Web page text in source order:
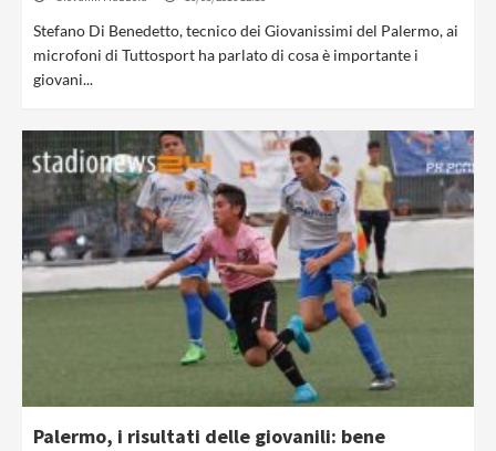
Stefano Di Benedetto, tecnico dei Giovanissimi del Palermo, ai
microfoni di Tuttosport ha parlato di cosa è importante i
giovani...
Palermo, i risultati delle giovanili: bene